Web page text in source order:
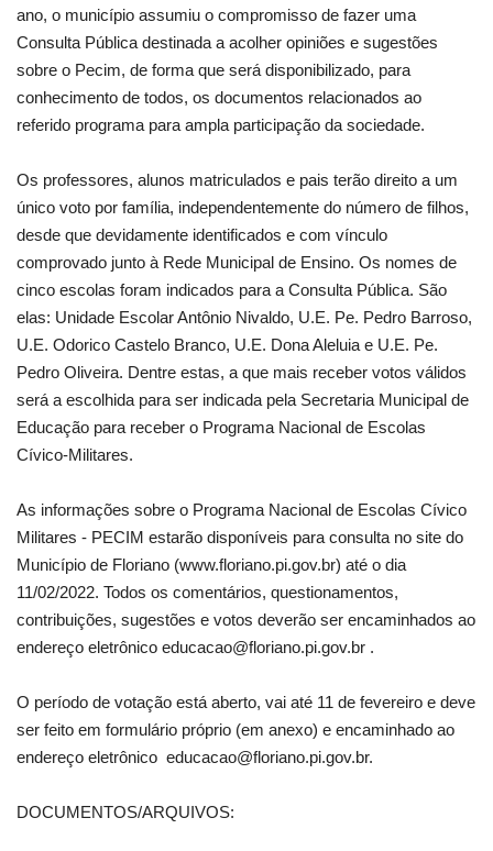
ano, o município assumiu o compromisso de fazer uma
Consulta Pública destinada a acolher opiniões e sugestões
sobre o Pecim, de forma que será disponibilizado, para
conhecimento de todos, os documentos relacionados ao
referido programa para ampla participação da sociedade.
Os professores, alunos matriculados e pais terão direito a um
único voto por família, independentemente do número de filhos,
desde que devidamente identificados e com vínculo
comprovado junto à Rede Municipal de Ensino. Os nomes de
cinco escolas foram indicados para a Consulta Pública. São
elas: Unidade Escolar Antônio Nivaldo, U.E. Pe. Pedro Barroso,
U.E. Odorico Castelo Branco, U.E. Dona Aleluia e U.E. Pe.
Pedro Oliveira. Dentre estas, a que mais receber votos válidos
será a escolhida para ser indicada pela Secretaria Municipal de
Educação para receber o Programa Nacional de Escolas
Cívico-Militares.
As informações sobre o Programa Nacional de Escolas Cívico
Militares - PECIM estarão disponíveis para consulta no site do
Município de Floriano (www.floriano.pi.gov.br) até o dia
11/02/2022. Todos os comentários, questionamentos,
contribuições, sugestões e votos deverão ser encaminhados ao
endereço eletrônico educacao@floriano.pi.gov.br .
O período de votação está aberto, vai até 11 de fevereiro e deve
ser feito em formulário próprio (em anexo) e encaminhado ao
endereço eletrônico educacao@floriano.pi.gov.br.
DOCUMENTOS/ARQUIVOS: